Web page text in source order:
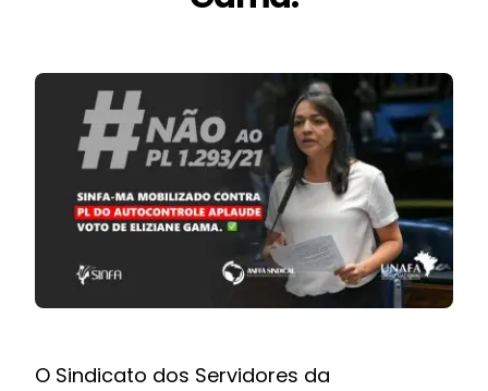
NOTÍCIAS
BARREIRAS
PCCR JÁ – Galeria
O Sindicato dos Servidores da